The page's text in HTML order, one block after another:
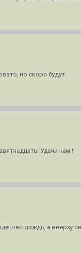
но скоро будут.
Удачи нам !
шёл дождь, а вверху